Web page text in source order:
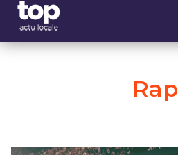
Rap
Panneau de gestion des cookies